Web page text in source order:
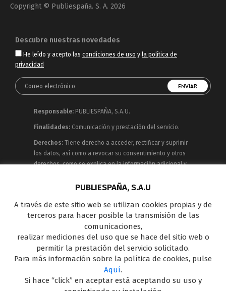
Copyright © Publiespaña. S. A. 2026
Descubre nuestras novedades
He leído y acepto las condiciones de uso y la política de
privacidad
Responsable: PUBLIESPAÑA, S.A.U.
Finalidades: Comunicación y prestación del servicio.
Derechos: Tiene derecho a acceder, rectificar y suprimir
los datos, así como a revocar su consentimiento y otros
derechos, como se explica en la información adicional y
Publiespaña es empresa de Mediaset España
concesionaria del espacio publicitario de sus siete
canales en abierto: Telecinco, Cuatro, Factoría de Ficción,
Boing, Divinity , Energy y Be Mad, así como de una amplia
oferta en el panorama de medios y con una gran
experiencia en la comercialización de diferentes
soportes en Internet y TV Outdoor Digital.
PUBLIESPAÑA, S.A.U
A través de este sitio web se utilizan cookies propias y de
terceros para hacer posible la transmisión de las
comunicaciones,
realizar mediciones del uso que se hace del sitio web o
permitir la prestación del servicio solicitado.
Para más información sobre la política de cookies, pulse
Aquí.
Si hace “click” en aceptar está aceptando su uso y